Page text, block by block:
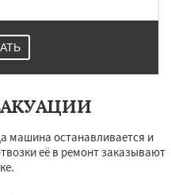
машина останавливается и
её в ремонт заказывают